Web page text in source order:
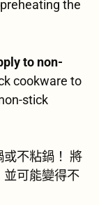
the
to non-
cookware to
stick
不粘鍋！ 將
並可能變得不